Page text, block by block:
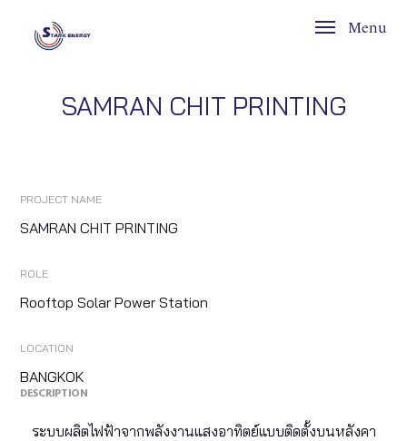
Menu
SAMRAN CHIT PRINTING
PROJECT NAME
SAMRAN CHIT PRINTING
ROLE
Rooftop Solar Power Station
LOCATION
BANGKOK
DESCRIPTION
ระบบผลิตไฟฟ้าจากพลังงานแสงอาทิตย์แบบติดตั้งบนหลังคา